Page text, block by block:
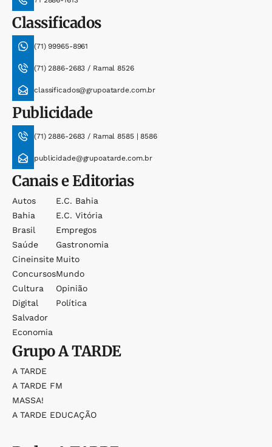
Classificados
(71) 99965-8961
(71) 2886-2683 / Ramal 8526
classificados@grupoatarde.com.br
Publicidade
(71) 2886-2683 / Ramal 8585 | 8586
publicidade@grupoatarde.com.br
Canais e Editorias
Autos
Bahia
Brasil
Saúde
Cineinsite
Concursos
Cultura
Digital
Salvador
Economia
E.c. Bahia
E.c. Vitória
Empregos
Gastronomia
Muito
Mundo
Opinião
Política
GrupoA TARDE
A TARDE
A TARDE FM
MASSA!
A TARDE EDUCAÇÃO